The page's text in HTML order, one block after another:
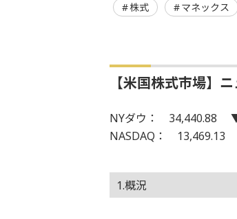
株式 マネックス
【米国株式市場】
NYダウ： 34,440.88
NASDAQ： 13,469.13
1.概況